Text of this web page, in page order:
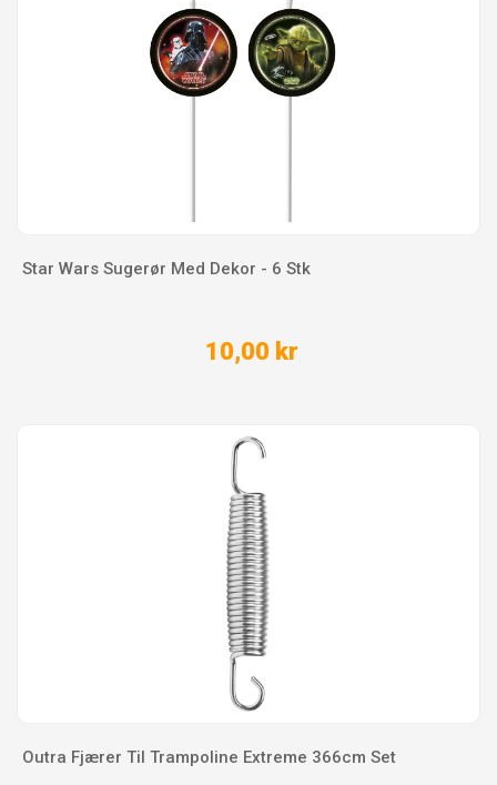
Star Wars Sugerør Med Dekor - 6 Stk
10,00 kr
Outra Fjærer Til Trampoline Extreme 366cm Set